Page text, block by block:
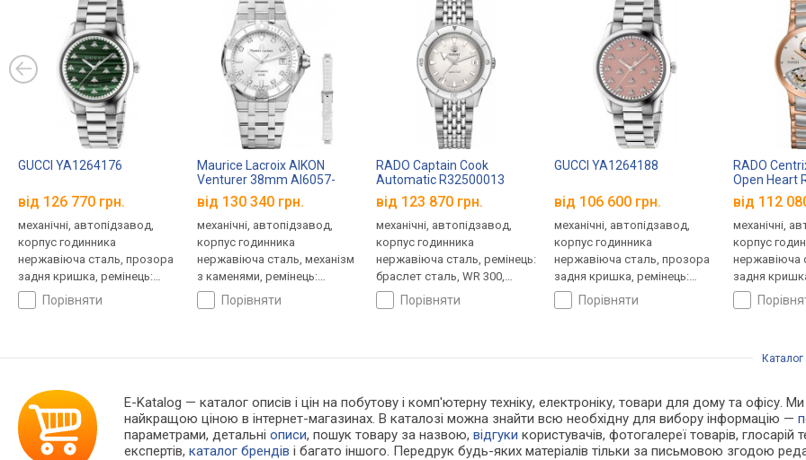
GUCCI YA1264176
від 126 770 грн.
механічні, автопідзавод,
корпус годинника
нержавіюча сталь, прозора
задня кришка, ремінець:
браслет сталь, Швейцарія
порівняти
Maurice Lacroix AIKON
Venturer 38mm AI6057-
SS00F-150-F
від 130 340 грн.
механічні, автопідзавод,
корпус годинника
нержавіюча сталь, механізм
з каменями, ремінець:
браслет сталь, WR 300,
Швейцарія
порівняти
RADO Captain Cook
Automatic R32500013
від 123 870 грн.
механічні, автопідзавод,
корпус годинника
нержавіюча сталь, ремінець:
браслет сталь, WR 300,
Швейцаріяпорівняти
GUCCI YA1264188
від 106 600 грн.
механічні, автопідзавод,
корпус годинника
нержавіюча сталь, прозора
задня кришка, ремінець:
браслет сталь, Швейцарія
порівняти
RADO
Open Heart
від 112
механічні,
корпус
нержавіюча
задня
браслет
Швейцарія
Каталог
E-Katalog — каталог описів і цін на побутову і комп'ютерну техніку, електроніку, товари для дому та офісу.
найкращою ціною в інтернет-магазинах. В каталозі можна знайти всю необхідну для вибору інформацію —
параметрами, детальніописи, пошук товару за назвою,відгуки користувачів, фотогалереї товарів, глосарій
експертів,каталог брендів і багато іншого. Передрук будь-яких матеріалів тільки за письмовою згодою